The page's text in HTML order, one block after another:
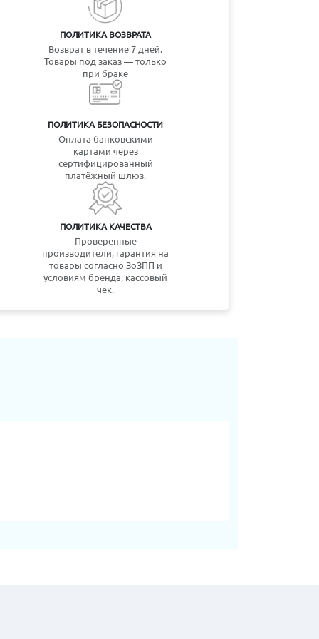
ПОЛИТИКА ВОЗВРАТА
Возврат в течение 7 дней.
Товары под заказ — только
при браке
ПОЛИТИКА БЕЗОПАСНОСТИ
Оплата банковскими
картами через
сертифицированный
платёжный шлюз.
ПОЛИТИКА КАЧЕСТВА
Проверенные
производители, гарантия на
товары согласно ЗоЗПП и
условиям бренда, кассовый
чек.